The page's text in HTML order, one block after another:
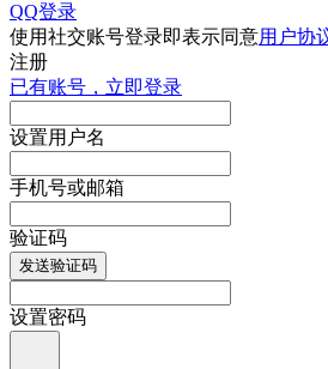
QQ登录
使用社交账号登录即表示同意用户协
注册
已有账号，立即登录
设置用户名
手机号或邮箱
验证码
发送验证码
设置密码